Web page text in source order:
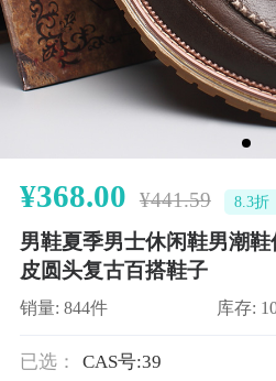
¥368.00 ¥441.59 8.3折
男鞋夏季男士休闲鞋男潮
皮圆头复古百搭鞋子
销量: 844件 库存:
已选： CAS号:39